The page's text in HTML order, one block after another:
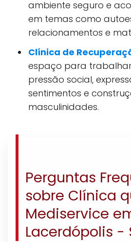
ambiente seguro e
em temas como
relacionamentos e
Clínica de
espaço para
pressão social,
sentimentos e
masculinidades.
Perguntas
sobre Clínica
Mediservice
Lacerdópolis -